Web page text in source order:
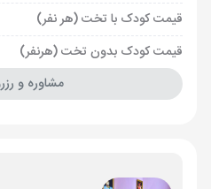
قیمت کودک با تخت (هر نفر)
قیمت کودک بدون تخت (هرنفر)
مشاوره و